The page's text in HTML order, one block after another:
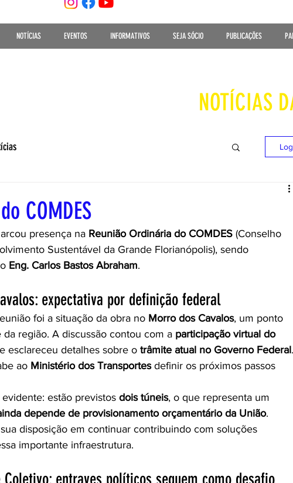
NOTÍCIAS EVENTOS INFORMATIVOS SEJA SÓCIO PUBLICAÇÕES
NOTÍCIAS
COMDES
presença na Reunião Ordinária do COMDES (Conselho
Sustentável da Grande Florianópolis), sendo
Eng. Carlos Bastos Abraham.
expectativa por definição federal
foi a situação da obra no Morro dos Cavalos, um ponto
região. A discussão contou com a participação virtual do
esclareceu detalhes sobre o trâmite atual no Governo Federal.
ao Ministério dos Transportes definir os próximos passos
estão previstos dois túneis, o que representa um
depende de provisionamento orçamentário da União.
disposição em continuar contribuindo com soluções
importante infraestrutura.